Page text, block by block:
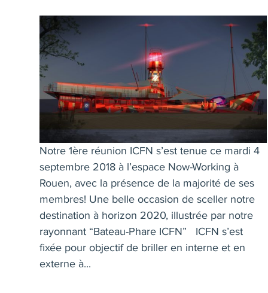
Notre 1ère réunion ICFN s’est tenue ce mardi 4
septembre 2018 à l’espace Now-Working à
Rouen, avec la présence de la majorité de ses
membres! Une belle occasion de sceller notre
destination à horizon 2020, illustrée par notre
rayonnant “Bateau-Phare ICFN” ICFN s’est
fixée pour objectif de briller en interne et en
externe à...